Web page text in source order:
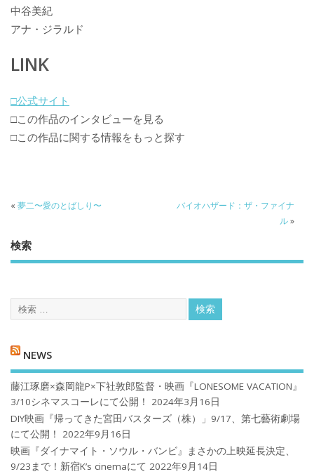
中谷美紀
アナ・ジラルド
LINK
□公式サイト
□この作品のインタビューを見る
□この作品に関する情報をもっと探す
« 夢二〜愛のとばしり〜
バイオハザード：ザ・ファイナ
ル»
検索
NEWS
藤江琢磨×森岡龍P×下社敦郎監督・映画『LONESOME VACATION』
3/10シネマスコーレにて公開！
2024年3月16日
DIY映画『帰ってきた宮田バスターズ（株）」9/17、第七藝術劇場
にて公開！
2022年9月16日
映画『ダイナマイト・ソウル・バンビ』まさかの上映延長決定、
9/23まで！新宿K’s cinemaにて 2022年9月14日